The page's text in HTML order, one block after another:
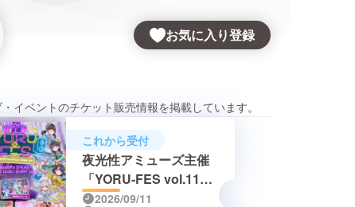
お気に入り登録
イベントのチケット販売情報を掲載しています。
これから受付
夜光性アミューズ主催
「YORU-FES vol.11
~0915TourFinal決起会
2026/09/11